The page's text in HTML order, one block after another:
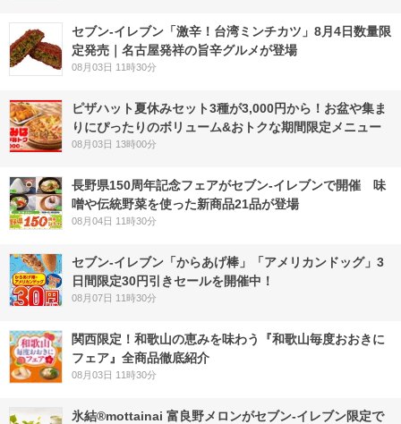
セブン-イレブン「激辛！台湾ミンチカツ」8月4日数量限
定発売｜名古屋発祥の旨辛グルメが登場
08月03日 11時30分
ピザハット夏休みセット3種が3,000円から！お盆や集ま
りにぴったりのボリューム&おトクな期間限定メニュー
08月03日 13時00分
長野県150周年記念フェアがセブン-イレブンで開催 味
噌や伝統野菜を使った新商品21品が登場
08月04日 11時30分
セブン‐イレブン「からあげ棒」「アメリカンドッグ」3
日間限定30円引きセールを開催中！
08月07日 11時30分
関西限定！和歌山の恵みを味わう『和歌山毎度おおきに
フェア』全商品徹底紹介
08月03日 11時30分
氷結®mottainai 富良野メロンがセブン‐イレブン限定で